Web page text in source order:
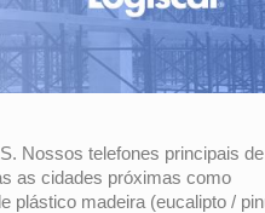
Nossos telefones principais de
as cidades próximas como
plástico madeira (eucalipto /